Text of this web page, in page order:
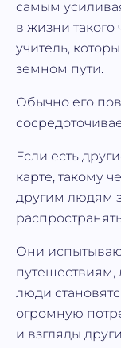
самым
в жизни такого
учитель,
земном пути.
Обычно его
Если есть
карте, такому
другим людям
Они
путешествиям,
люди
огромную
и взгляды